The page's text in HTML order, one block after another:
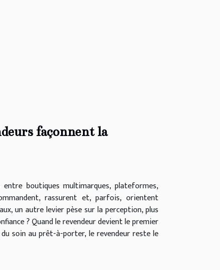
façonnent la
boutiques multimarques, plateformes,
rassurent et, parfois, orientent
un autre levier pèse sur la perception, plus
? Quand le revendeur devient le premier
soin au prêt-à-porter, le revendeur reste le